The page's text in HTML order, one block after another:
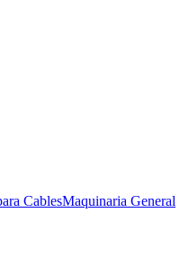
CablesMaquinaria General